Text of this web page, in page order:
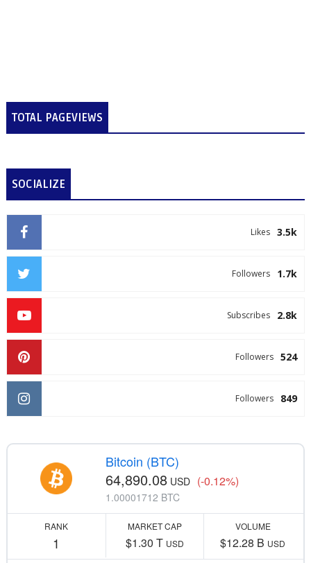
TOTAL PAGEVIEWS
SOCIALIZE
3.5k
Likes
1.7k
Followers
2.8k
Subscribes
524
Followers
849
Followers
Bitcoin (BTC)
64,890.08 USD (-0.12%)
1.00001712 BTC
RANK
1
MARKET CAP
$1.30 T USD
VOLUME
$12.28 B USD